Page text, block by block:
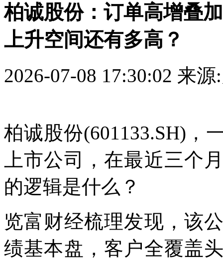
柏诚股份：订单高增叠
上升空间还有多高？
2026-07-08 17:30:02 来源
柏诚股份(601133.SH)，
上市公司，在最近三个
的逻辑是什么？
览富财经梳理发现，该
绩基本盘，客户全覆盖